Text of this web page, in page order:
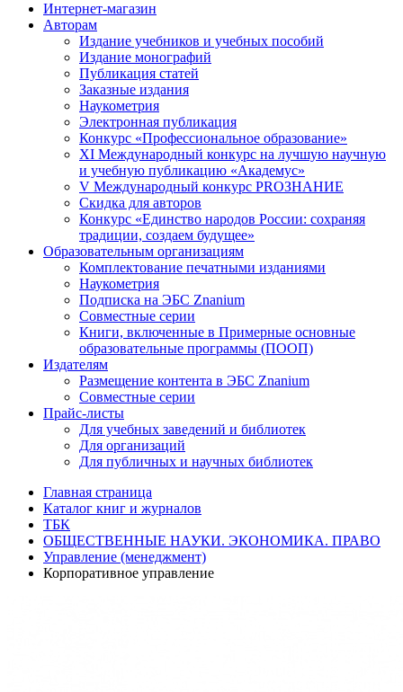
Интернет-магазин
Авторам
Издание учебников и учебных пособий
Издание монографий
Публикация статей
Заказные издания
Наукометрия
Электронная публикация
Конкурс «Профессиональное образование»
XI Международный конкурс на лучшую научную
и учебную публикацию «Академус»
V Международный конкурс PROЗНАНИЕ
Скидка для авторов
Конкурс «Единство народов России: сохраняя
традиции, создаем будущее»
Образовательным организациям
Комплектование печатными изданиями
Наукометрия
Подписка на ЭБС Znanium
Совместные серии
Книги, включенные в Примерные основные
образовательные программы (ПООП)
Издателям
Размещение контента в ЭБС Znanium
Совместные серии
Прайс-листы
Для учебных заведений и библиотек
Для организаций
Для публичных и научных библиотек
Главная страница
Каталог книг и журналов
ТБК
ОБЩЕСТВЕННЫЕ НАУКИ. ЭКОНОМИКА. ПРАВО
Управление (менеджмент)
Корпоративное управление